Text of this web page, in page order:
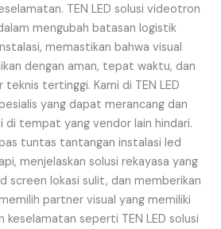
TEN LED solusi videotron
mengubah batasan logistik
memastikan bahwa visual
dengan aman, tepat waktu, dan
tertinggi. Kami di TEN LED
yang dapat merancang dan
di tempat yang vendor lain hindari.
tuntas tantangan instalasi led
menjelaskan solusi rekayasa yang
screen lokasi sulit, dan memberikan
partner visual yang memiliki
keselamatan seperti TEN LED solusi